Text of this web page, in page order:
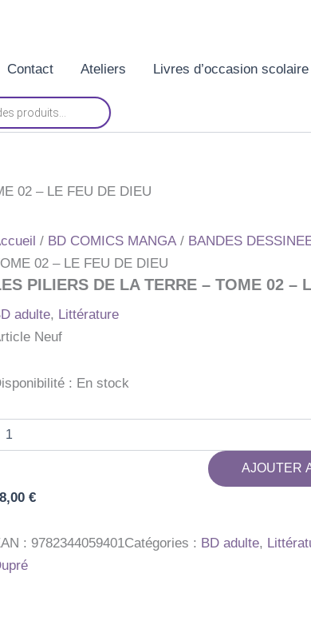
Contact Ateliers Livres d’occasion scolaire
02 – LE FEU DE DIEU
/ BD COMICS MANGA / BANDES
02 – LE FEU DE DIEU
PILIERS DE LA TERRE – TOME 02 –
adulte, Littérature
Neuf
: En stock
AJOUTER
€
: 9782344059401Catégories : BD adulte,